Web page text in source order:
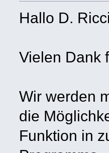
Hallo D.
Vielen Dank
Wir werden
die
Funktion in